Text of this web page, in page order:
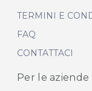
TERMINI E
FAQ
CONTATTACI
Per le aziende